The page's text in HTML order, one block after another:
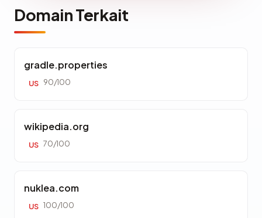
Domain Terkait
gradle.properties
US 90/100
wikipedia.org
US 70/100
nuklea.com
US 100/100